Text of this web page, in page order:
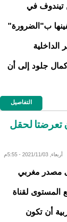
تيندوف في
ب"الضرورة"
الداخلية
كمال جلود إلى أن
التفاصيل
تعرضتا لحقل
أربعاء, 2021/11/03 - 5:55م
مصدر مغربي
المستوى لقناة
أن تكون